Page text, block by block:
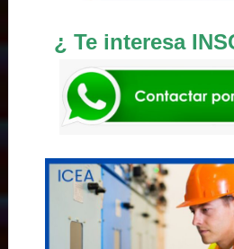
¿ Te interesa